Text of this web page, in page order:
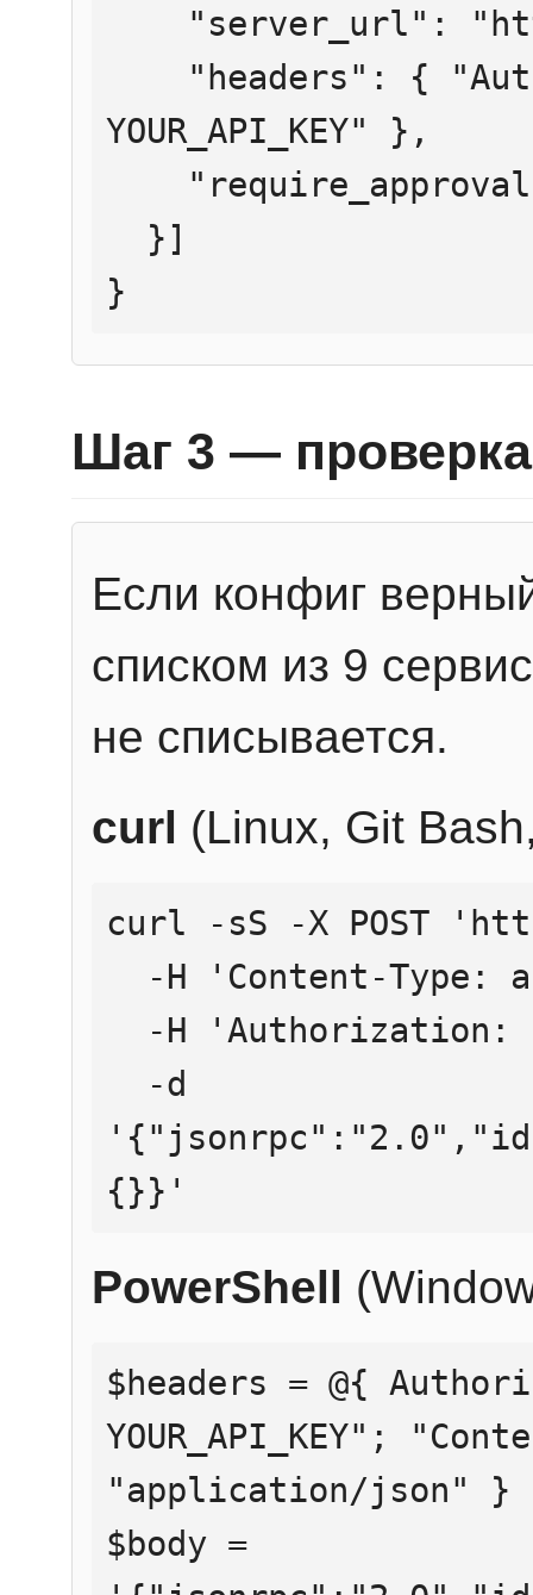
YOUR_API_KEY" },
}
Шаг 3 — проверка
Если конфиг
списком из 9
не списывается.
curl (Linux, Git
curl -sS -X POST
{}}'
PowerShell
$headers = @{
YOUR_API_KEY";
"application/json" }
$body =